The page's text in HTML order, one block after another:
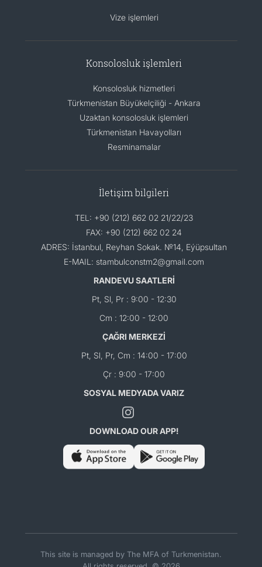
Vize işlemleri
Konsolosluk işlemleri
Konsolosluk hizmetleri
Türkmenistan Büyükelçiliği - Ankara
Uzaktan konsolosluk işlemleri
Türkmenistan Havayolları
Resminamalar
İletişim bilgileri
TEL: +90 (212) 662 02 21/22/23
FAX: +90 (212) 662 02 24
ADRES: İstanbul, Reyhan Sokak. №14, Eýüpsultan
E-MAIL: stambulconstm2@gmail.com
RANDEVU SAATLERİ
Pt, Sl, Pr : 9:00 - 12:30
Cm : 12:00 - 12:00
ÇAĞRI MERKEZİ
Pt, Sl, Pr, Cm : 14:00 - 17:00
Çr : 9:00 - 17:00
SOSYAL MEDYADA VARIZ
DOWNLOAD OUR APP!
This site is managed by The MFA of Turkmenistan.